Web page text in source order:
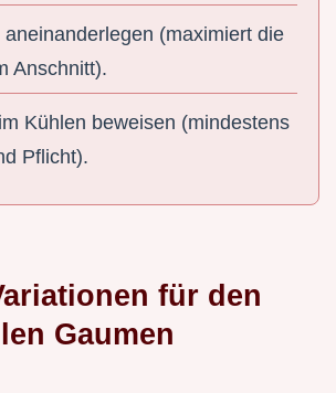
(maximiert die
Anschnitt).
Kühlen beweisen (mindestens
Pflicht).
für den
Gaumen